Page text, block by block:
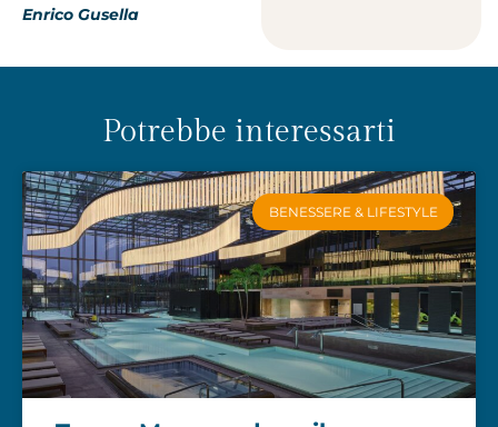
Enrico Gusella
Potrebbe interessarti
BENESSERE & LIFESTYLE